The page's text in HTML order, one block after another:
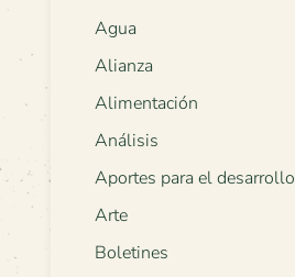
Agua
Alianza
Alimentación
Análisis
Aportes para el desarrollo
Arte
Boletines